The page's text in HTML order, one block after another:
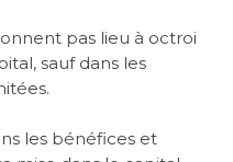
pas lieu à octroi
sauf dans les
les bénéfices et